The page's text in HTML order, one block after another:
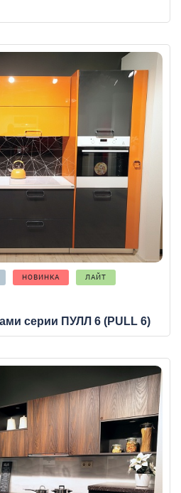
НОВИНКА ЛАЙТ
серии ПУЛЛ 6 (PULL 6)